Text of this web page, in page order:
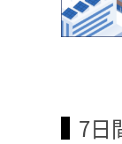
7日